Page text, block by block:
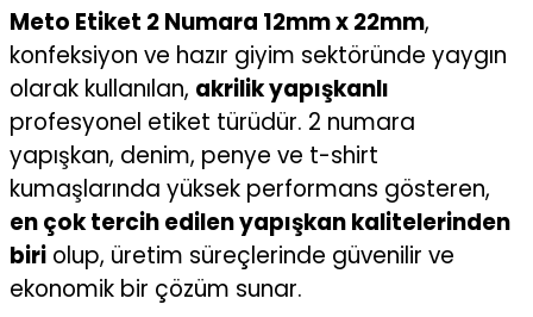
Meto Etiket 2 Numara 12mm x 22mm,
konfeksiyon ve hazır giyim sektöründe yaygın
olarak kullanılan, akrilik yapışkanlı
profesyonel etiket türüdür. 2 numara
yapışkan, denim, penye ve t-shirt
kumaşlarında yüksek performans gösteren,
en çok tercih edilen yapışkan kalitelerinden
biri olup, üretim süreçlerinde güvenilir ve
ekonomik bir çözüm sunar.